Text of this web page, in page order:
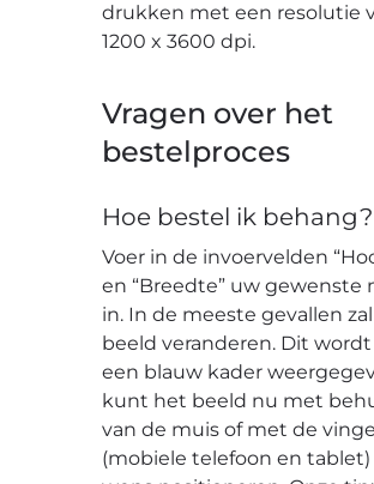
drukken met een resolutie
1200 x 3600 dpi.
Vragen over het
bestelproces
Hoe bestel ik behang?
Voer in de invoervelden
en “Breedte” uw gewenste
in. In de meeste gevallen
beeld veranderen. Dit
een blauw kader
kunt het beeld nu met
van de muis of met de
(mobiele telefoon en tablet)